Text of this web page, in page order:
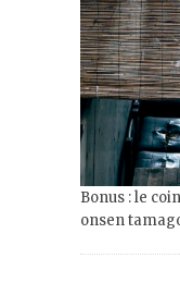
Bonus : le
onsen